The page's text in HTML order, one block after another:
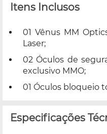
Itens Inclusos
01 Vênus MM
Laser;
02 Óculos de
exclusivo MMO;
01 Óculos bloqueio
Especificações